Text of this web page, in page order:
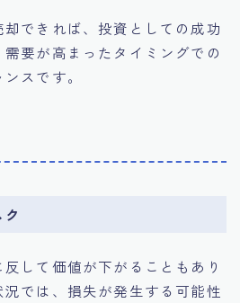
できれば、投資としての成功
要が高まったタイミングでの
スです。
して価値が下がることもあり
では、損失が発生する可能性